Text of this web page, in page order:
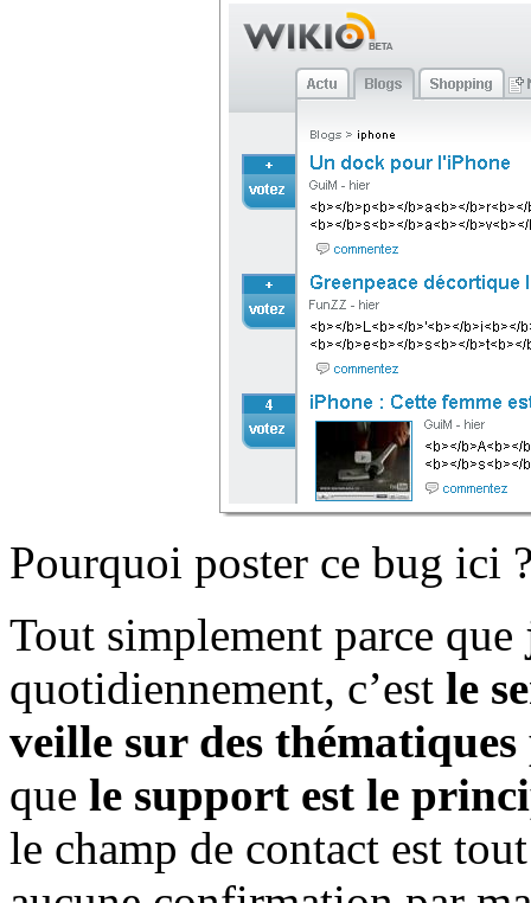
Pourquoi poster ce bug ici
Tout simplement parce que
quotidiennement, c’est le
veille sur des thématiques
que le support est le
le champ de contact est